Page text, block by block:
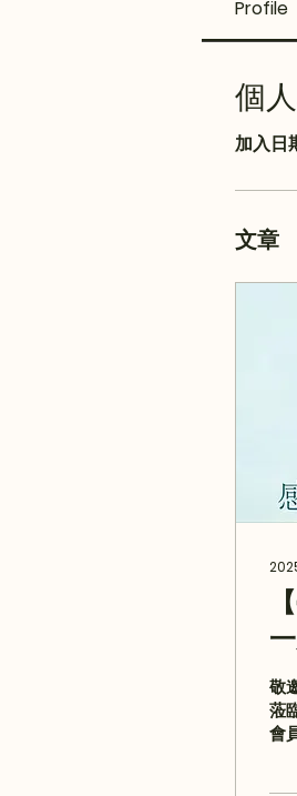
Profile
個
加入日
文章
敬
蒞
會